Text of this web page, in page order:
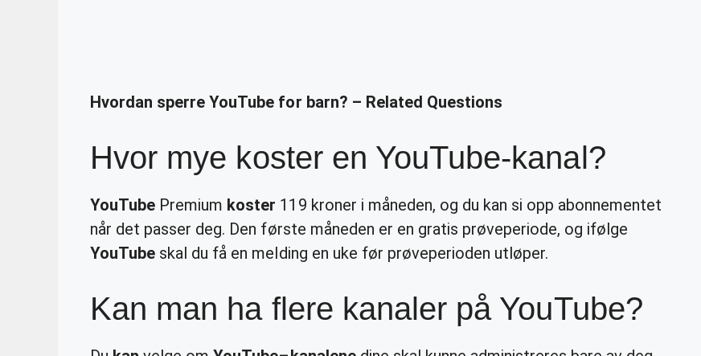
Hvordan sperre YouTube for barn? – Related Questions
Hvor mye koster en YouTube-kanal?
YouTube Premium koster 119 kroner i måneden, og du kan si opp abonnementet
når det passer deg. Den første måneden er en gratis prøveperiode, og ifølge
YouTube skal du få en melding en uke før prøveperioden utløper.
Kan man ha flere kanaler på YouTube?